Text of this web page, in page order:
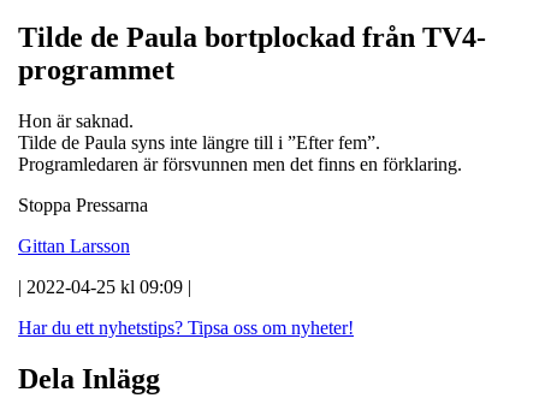
Tilde de Paula bortplockad från TV4-
programmet
Hon är saknad.
Tilde de Paula syns inte längre till i ”Efter fem”.
Programledaren är försvunnen men det finns en förklaring.
Stoppa Pressarna
Gittan Larsson
| 2022-04-25 kl 09:09 |
Har du ett nyhetstips? Tipsa oss om nyheter!
Dela Inlägg